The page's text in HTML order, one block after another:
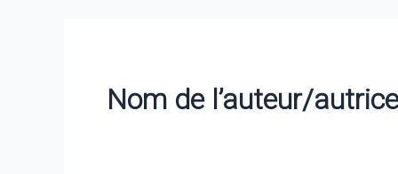
Nom de l’auteur/